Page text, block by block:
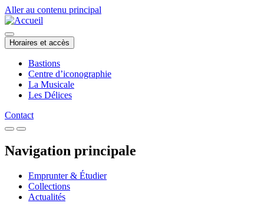
Aller au contenu principal
Horaires et accès
Bastions
Centre d’iconographie
La Musicale
Les Délices
Contact
Navigation principale
Emprunter & Étudier
Collections
Actualités